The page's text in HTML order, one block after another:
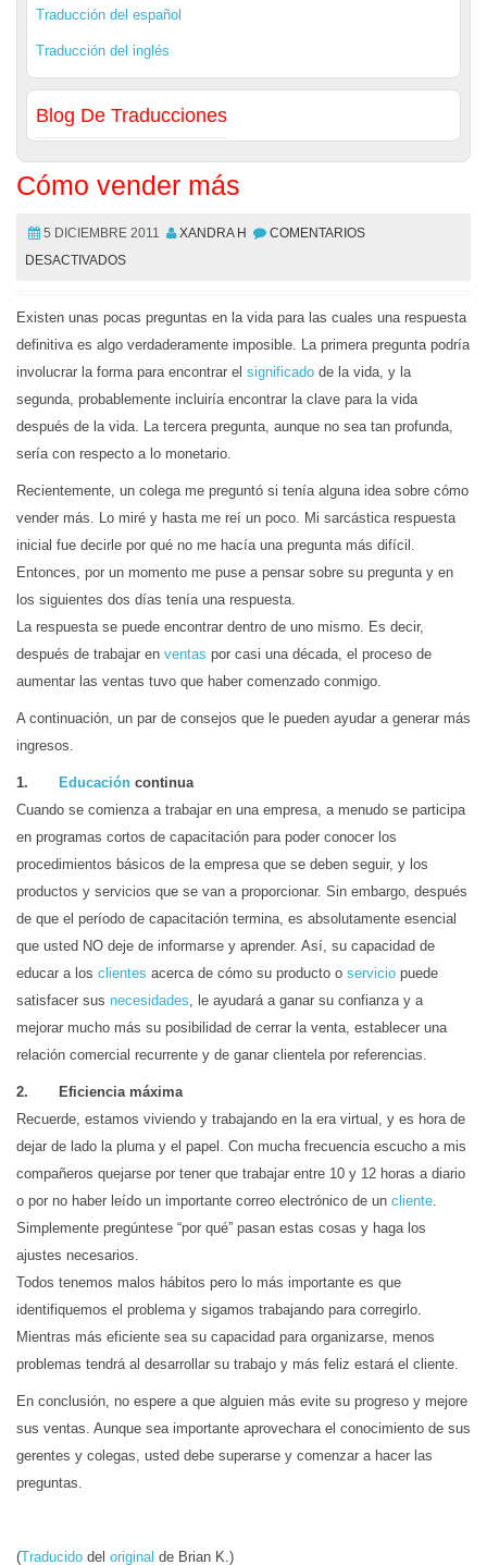
Traducción del español
Traducción del inglés
Blog De Traducciones
Cómo vender más
5 DICIEMBRE 2011 XANDRA H
COMENTARIOS
DESACTIVADOS
Existen unas pocas preguntas en la vida para las cuales una respuesta
definitiva es algo verdaderamente imposible. La primera pregunta podría
involucrar la forma para encontrar el significado de la vida, y la
segunda, probablemente incluiría encontrar la clave para la vida
después de la vida. La tercera pregunta, aunque no sea tan profunda,
sería con respecto a lo monetario.
Recientemente, un colega me preguntó si tenía alguna idea sobre cómo
vender más. Lo miré y hasta me reí un poco. Mi sarcástica respuesta
inicial fue decirle por qué no me hacía una pregunta más difícil.
Entonces, por un momento me puse a pensar sobre su pregunta y en
los siguientes dos días tenía una respuesta.
La respuesta se puede encontrar dentro de uno mismo. Es decir,
después de trabajar en ventas por casi una década, el proceso de
aumentar las ventas tuvo que haber comenzado conmigo.
A continuación, un par de consejos que le pueden ayudar a generar más
ingresos.
1. Educación continua
Cuando se comienza a trabajar en una empresa, a menudo se participa
en programas cortos de capacitación para poder conocer los
procedimientos básicos de la empresa que se deben seguir, y los
productos y servicios que se van a proporcionar. Sin embargo, después
de que el período de capacitación termina, es absolutamente esencial
que usted NO deje de informarse y aprender. Así, su capacidad de
educar a los clientes acerca de cómo su producto o servicio puede
satisfacer sus necesidades, le ayudará a ganar su confianza y a
mejorar mucho más su posibilidad de cerrar la venta, establecer una
relación comercial recurrente y de ganar clientela por referencias.
2. Eficiencia máxima
Recuerde, estamos viviendo y trabajando en la era virtual, y es hora de
dejar de lado la pluma y el papel. Con mucha frecuencia escucho a mis
compañeros quejarse por tener que trabajar entre 10 y 12 horas a diario
o por no haber leído un importante correo electrónico de un cliente.
Simplemente pregúntese “por qué” pasan estas cosas y haga los
ajustes necesarios.
Todos tenemos malos hábitos pero lo más importante es que
identifiquemos el problema y sigamos trabajando para corregirlo.
Mientras más eficiente sea su capacidad para organizarse, menos
problemas tendrá al desarrollar su trabajo y más feliz estará el cliente.
En conclusión, no espere a que alguien más evite su progreso y mejore
sus ventas. Aunque sea importante aprovechara el conocimiento de sus
gerentes y colegas, usted debe superarse y comenzar a hacer las
preguntas.
(Traducido del original de Brian K.)